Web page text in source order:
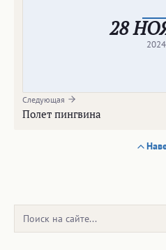
28
2024
Следующая
Полет пингвина
Поиск: